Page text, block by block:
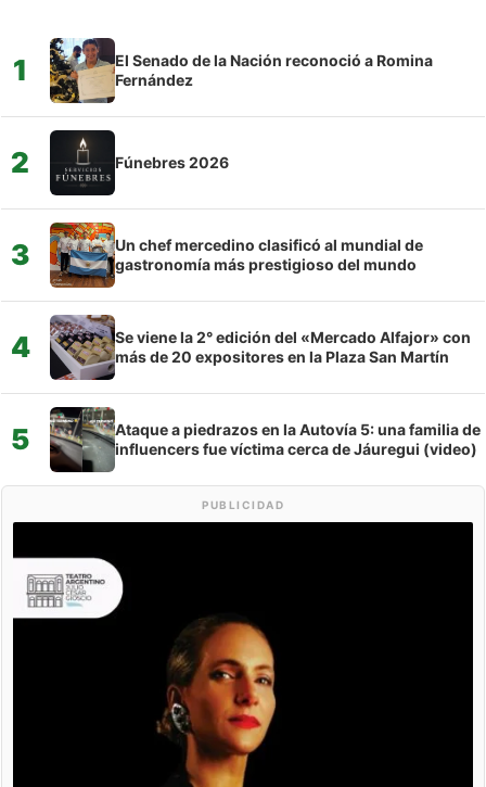
1
El Senado de la Nación reconoció a Romina
Fernández
2 Fúnebres 2026
3
Un chef mercedino clasificó al mundial de
gastronomía más prestigioso del mundo
4
Se viene la 2° edición del «Mercado Alfajor» con
más de 20 expositores en la Plaza San Martín
5
Ataque a piedrazos en la Autovía 5: una familia de
influencers fue víctima cerca de Jáuregui (video)
PUBLICIDAD